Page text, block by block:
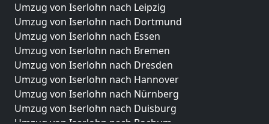
Umzug von Iserlohn nach Leipzig
Umzug von Iserlohn nach Dortmund
Umzug von Iserlohn nach Essen
Umzug von Iserlohn nach Bremen
Umzug von Iserlohn nach Dresden
Umzug von Iserlohn nach Hannover
Umzug von Iserlohn nach Nürnberg
Umzug von Iserlohn nach Duisburg